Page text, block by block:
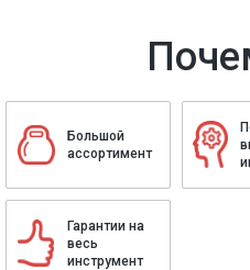
Большой
ассортимент
Гарантии на
весь
инструмент